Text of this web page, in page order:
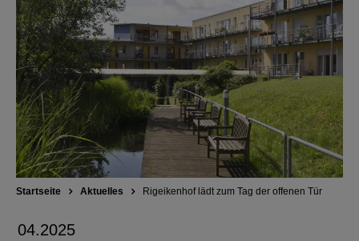
Startseite Aktuelles Rigeikenhof lädt zum Tag der offenen Tür
04.2025